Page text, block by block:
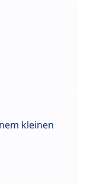
kleinen